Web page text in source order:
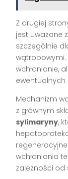
Z drugiej
jest uważane
szczególnie
wchłanianie,
ewentualnych
Mechanizm
z głównym
sylimaryny,
wchłaniania
zależności od